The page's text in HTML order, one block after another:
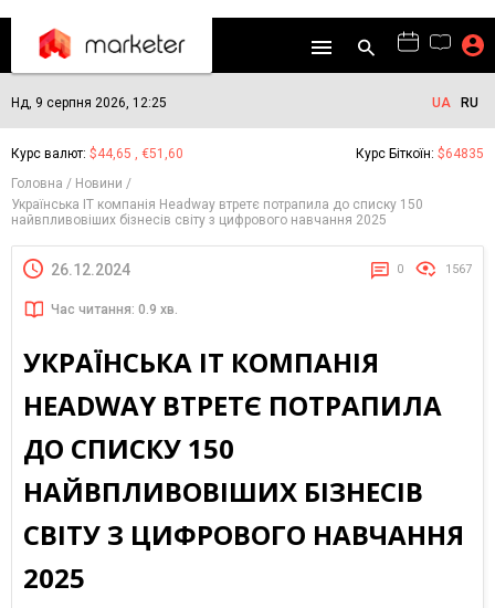
Нд, 9 серпня 2026, 12:25 UA RU
Курс валют: $44,65 , €51,60 Курс Біткоїн: $64835
Головна
Новини
Українська IT компанія Headway втретє потрапила до списку 150
найвпливовіших бізнесів світу з цифрового навчання 2025
26.12.2024 0 1567
Час читання: 0.9 хв.
УКРАЇНСЬКА IT КОМПАНІЯ
HEADWAY ВТРЕТЄ ПОТРАПИЛА
ДО СПИСКУ 150
НАЙВПЛИВОВІШИХ БІЗНЕСІВ
СВІТУ З ЦИФРОВОГО НАВЧАННЯ
2025